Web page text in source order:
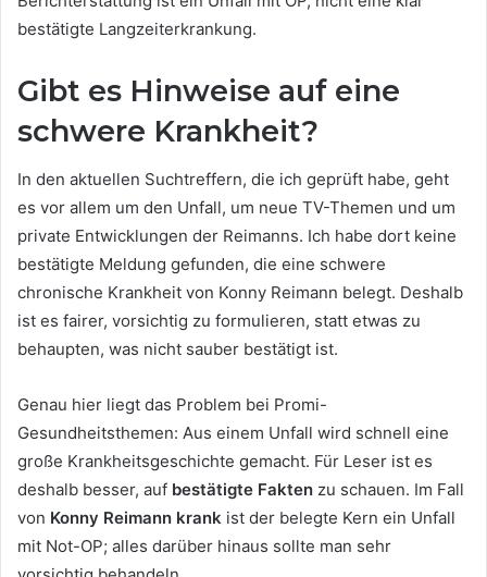
bestätigte Langzeiterkrankung.
Gibt es Hinweise auf eine
schwere Krankheit?
In den aktuellen Suchtreffern, die ich geprüft habe, geht
es vor allem um den Unfall, um neue TV-Themen und um
private Entwicklungen der Reimanns. Ich habe dort keine
bestätigte Meldung gefunden, die eine schwere
chronische Krankheit von Konny Reimann belegt. Deshalb
ist es fairer, vorsichtig zu formulieren, statt etwas zu
behaupten, was nicht sauber bestätigt ist.
Genau hier liegt das Problem bei Promi-
Gesundheitsthemen: Aus einem Unfall wird schnell eine
große Krankheitsgeschichte gemacht. Für Leser ist es
deshalb besser, auf bestätigte Fakten zu schauen. Im Fall
von Konny Reimann krank ist der belegte Kern ein Unfall
mit Not-OP; alles darüber hinaus sollte man sehr